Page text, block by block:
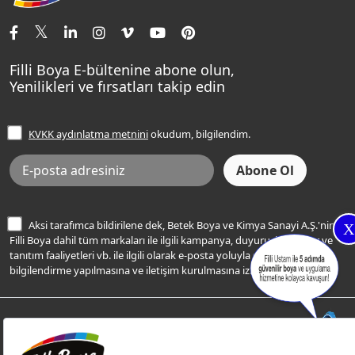
X
Tavan Boyaları
Ev Bakım ve Hobi Boyaları
Yatak Odası Renkleri
Sentomaxx Sentetik Boya
Sentomaxx İpeksi Mat
Momento Life
Şampanya Rengi
Açık Mavi Rengi
Frezya Rengi
İletişim Bilgilerimiz
Renk Danışma
Filli Ustam
Sıkça Sorulan Sorular
Ücretsiz Yalıtım Keşif Hizmeti
Bilgi Toplumu Hizmetleri
İnternet Sitesi Kullanım Koşulları
KVKK Talep Formu
KVKK Aydınlatma Metni
Filli Boya E-bültenine abone olun,
Yenilikleri ve fırsatları takip edin
KVKK aydınlatma metniniokudum, bilgilendim.
Aksi tarafımca bildirilene dek, Betek Boya ve Kimya Sanayi A.Ş.'nin
Filli Boya dahil tüm markaları ile ilgili kampanya, duyuru, hizmetler ve
tanıtım faaliyetleri vb. ile ilgili olarak e-posta yoluyla şahsıma
bilgilendirme yapılmasına ve iletişim kurulmasına izin veriyorum.